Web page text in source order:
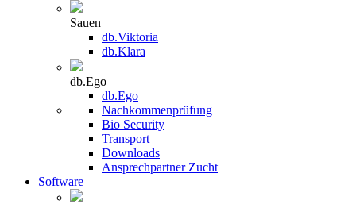
Sauen
db.Viktoria
db.Klara
db.Ego
db.Ego
Nachkommenprüfung
Bio Security
Transport
Downloads
Ansprechpartner Zucht
Software